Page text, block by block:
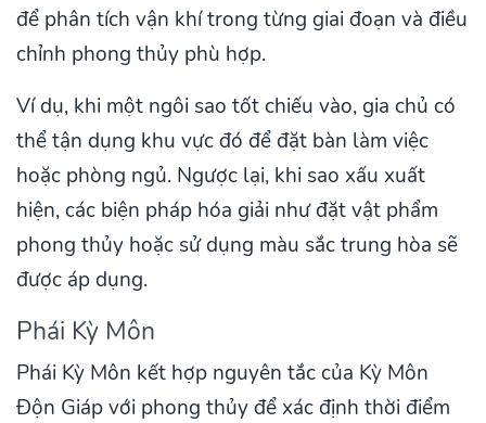
để phân tích vận khí trong từng giai đoạn và điều
chỉnh phong thủy phù hợp.
Ví dụ, khi một ngôi sao tốt chiếu vào, gia chủ có
thể tận dụng khu vực đó để đặt bàn làm việc
hoặc phòng ngủ. Ngược lại, khi sao xấu xuất
hiện, các biện pháp hóa giải như đặt vật phẩm
phong thủy hoặc sử dụng màu sắc trung hòa sẽ
được áp dụng.
Phái Kỳ Môn
Phái Kỳ Môn kết hợp nguyên tắc của Kỳ Môn
Độn Giáp với phong thủy để xác định thời điểm